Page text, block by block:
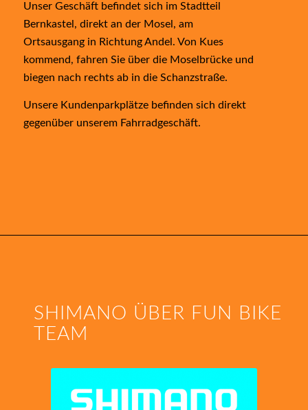
Unser Geschäft befindet sich im Stadtteil
Bernkastel, direkt an der Mosel, am
Ortsausgang in Richtung Andel. Von Kues
kommend, fahren Sie über die Moselbrücke und
biegen nach rechts ab in die Schanzstraße.
Unsere Kundenparkplätze befinden sich direkt
gegenüber unserem Fahrradgeschäft.
SHIMANO ÜBER FUN BIKE
TEAM